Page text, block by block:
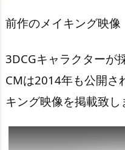
前作のメイキング映像
3DCGキャラクターが
CMは2014年も公開さ
キング映像を掲載致し